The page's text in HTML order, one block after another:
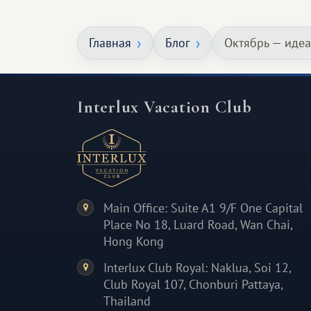
масштабное, но тёплое
и запоминающееся :)
Главная Блог Октябрь —
Interlux Vacation Club
Main Office: Suite A1 9/F One Capital
Place No 18, Luard Road, Wan Chai,
Hong Kong
Interlux Club Royal: Naklua, Soi 12,
Club Royal 107, Chonburi Pattaya,
Thailand